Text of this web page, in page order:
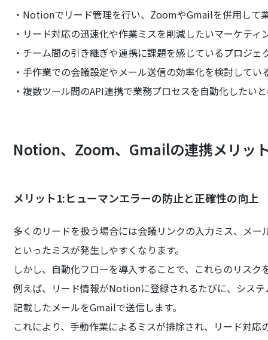
・Notionでリード管理を行い、ZoomやGmailを併用して
・リード対応の迅速化や作業ミスを削減したいマーケティ
・チーム間の引き継ぎや連携に課題を感じているプロジェ
・手作業での会議設定やメール送信の効率化を検討してい
・複数ツール間のAPI連携で業務プロセスを自動化したい
Notion、Zoom、Gmailの連携メリッ
メリット1:ヒューマンエラーの防止と正確性の向上
多くのリードを扱う場合には会議リンクの入力ミス、メ
といったミスが発生しやすくなります。
しかし、自動化フローを導入することで、これらのリスク
例えば、リード情報がNotionに登録されるたびに、シス
記載したメールをGmailで送信します。
これにより、手動作業によるミスが排除され、リード対応